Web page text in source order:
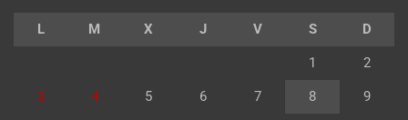
L M X J V S D
1 2
3 4 5 6 7 8 9